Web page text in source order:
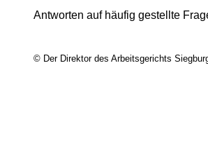
Antworten auf häufig gestellte
© Der Direktor des Arbeitsgerichts